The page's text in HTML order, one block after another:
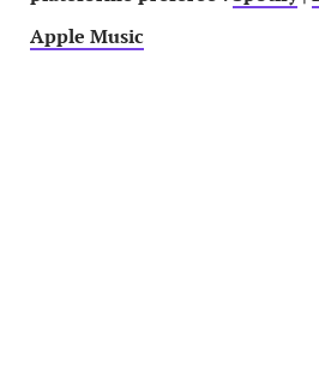
Apple Music